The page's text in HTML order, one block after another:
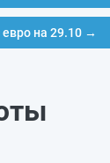
евро на 29.10 →